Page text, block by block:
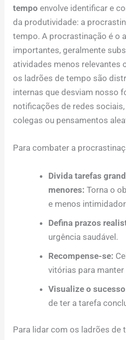
tempo envolve identificar e
da produtividade: a
tempo. A procrastinação é o
importantes, geralmente
atividades menos relevantes
os ladrões de tempo são
internas que desviam nosso
notificações de redes
colegas ou pensamentos
Para combater a
Divida tarefas
menores: Torna o
e menos
Defina prazos
urgência saudável.
Recompense-se:
vitórias para
Visualize o
de ter a tarefa
Para lidar com os ladrões de